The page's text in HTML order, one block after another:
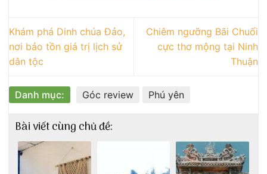
Khám phá Dinh chúa Đảo,
nơi bảo tồn giá trị lịch sử
dân tộc
Chiêm ngưỡng Bãi Chuối
cực thơ mộng tại Ninh
Thuận
Danh mục: Góc review Phú yên
Bài viết cùng chủ đề: